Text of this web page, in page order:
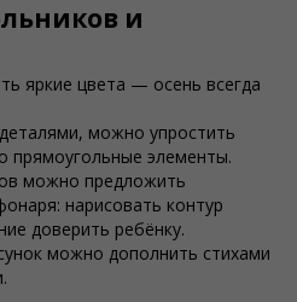
и
яркие цвета — осень всегда
можно упростить
прямоугольные элементы.
можно предложить
нарисовать контур
доверить ребёнку.
можно дополнить стихами